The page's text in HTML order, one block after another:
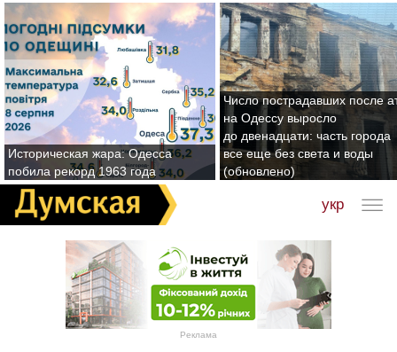
Историческая жара: Одесса
побила рекорд 1963 года
Число пострадавших после
на Одессу выросло
до двенадцати: часть города
все еще без света и воды
(обновлено)
укр
Реклама